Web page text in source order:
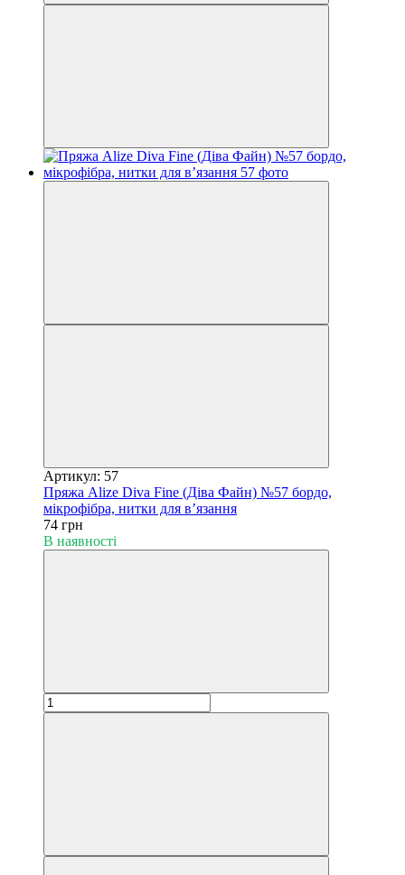
Артикул: 57
Пряжа Alize Diva Fine (Діва Файн) №57 бордо,
мікрофібра, нитки для в’язання
74 грн
В наявності